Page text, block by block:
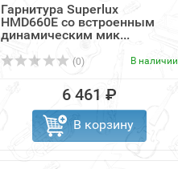
Гарнитура Superlux
HMD660E со встроенным
динамическим мик...
(0) В наличии
6 461 ₽
В корзину